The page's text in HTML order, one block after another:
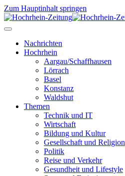
Zum Hauptinhalt springen
Nachrichten
Hochrhein
Aargau/Schaffhausen
Lörrach
Basel
Konstanz
Waldshut
Themen
Technik und IT
Wirtschaft
Bildung und Kultur
Gesellschaft und Religion
Politik
Reise und Verkehr
Gesundheit und Lifestyle